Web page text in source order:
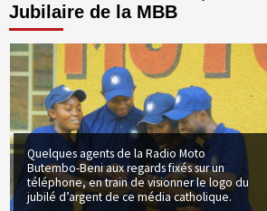
Jubilaire de la MBB
Quelques agents de la Radio Moto
Butembo-Beni aux regards fixés sur un
téléphone, en train de visionner le logo du
jubilé d’argent de ce média catholique.